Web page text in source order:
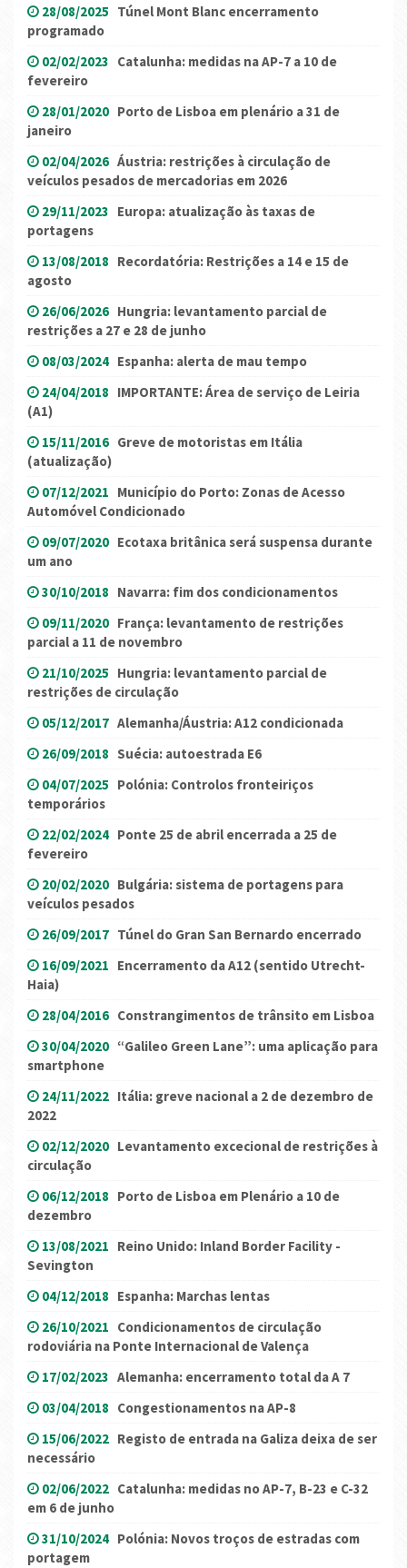
28/08/2025 Túnel Mont Blanc encerramento
programado
02/02/2023 Catalunha: medidas na AP-7 a 10 de
fevereiro
28/01/2020 Porto de Lisboa em plenário a 31 de
janeiro
02/04/2026 Áustria: restrições à circulação de
veículos pesados ​​de mercadorias em 2026
29/11/2023 Europa: atualização às taxas de
portagens
13/08/2018 Recordatória: Restrições a 14 e 15 de
agosto
26/06/2026 Hungria: levantamento parcial de
restrições a 27 e 28 de junho
08/03/2024 Espanha: alerta de mau tempo
24/04/2018 IMPORTANTE: Área de serviço de Leiria
(A1)
15/11/2016 Greve de motoristas em Itália
(atualização)
07/12/2021 Município do Porto: Zonas de Acesso
Automóvel Condicionado
09/07/2020 Ecotaxa britânica será suspensa durante
um ano
30/10/2018 Navarra: fim dos condicionamentos
09/11/2020 França: levantamento de restrições
parcial a 11 de novembro
21/10/2025 Hungria: levantamento parcial de
restrições de circulação
05/12/2017 Alemanha/Áustria: A12 condicionada
26/09/2018 Suécia: autoestrada E6
04/07/2025 Polónia: Controlos fronteiriços
temporários
22/02/2024 Ponte 25 de abril encerrada a 25 de
fevereiro
20/02/2020 Bulgária: sistema de portagens para
veículos pesados
26/09/2017 Túnel do Gran San Bernardo encerrado
16/09/2021 Encerramento da A12 (sentido Utrecht-
Haia)
28/04/2016 Constrangimentos de trânsito em Lisboa
30/04/2020 “Galileo Green Lane”: uma aplicação para
smartphone
24/11/2022 Itália: greve nacional a 2 de dezembro de
2022
02/12/2020 Levantamento excecional de restrições à
circulação
06/12/2018 Porto de Lisboa em Plenário a 10 de
dezembro
13/08/2021 Reino Unido: Inland Border Facility -
Sevington
04/12/2018 Espanha: Marchas lentas
26/10/2021 Condicionamentos de circulação
rodoviária na Ponte Internacional de Valença
17/02/2023 Alemanha: encerramento total da A 7
03/04/2018 Congestionamentos na AP-8
15/06/2022 Registo de entrada na Galiza deixa de ser
necessário
02/06/2022 Catalunha: medidas no AP-7, B-23 e C-32
em 6 de junho
31/10/2024 Polónia: Novos troços de estradas com
portagem